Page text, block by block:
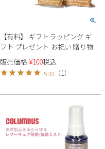
【有料】 ギフトラッピング ギ
フト プレゼント お祝い 贈り物
販売価格 ¥100税込
5.00 （1）